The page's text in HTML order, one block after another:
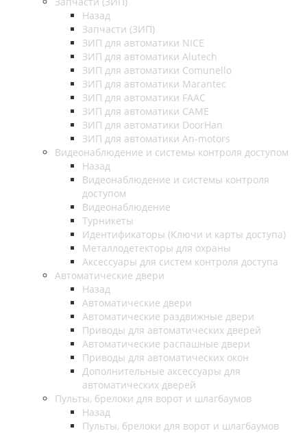
Назад
Запчасти (ЗИП)
ЗИП для автоматики NICE
ЗИП для автоматики Alutech
ЗИП для автоматики Comunello
ЗИП для автоматики Marantec
ЗИП для автоматики FAAC
ЗИП для автоматики CAME
ЗИП для автоматики DoorHan
ЗИП для автоматики An-motors
Видеонаблюдение и системы контроля доступом
Назад
Видеонаблюдение и системы контроля
доступом
Видеонаблюдение
Турникеты
Идентификаторы (Ключи и карты доступа)
Металлодетекторы для охраны
Аксессуары для систем контроля доступа
Автоматические двери
Назад
Автоматические двери
Автоматические раздвижные двери
Приводы для автоматических дверей
Автоматические распашные двери
Приводы для автоматических окон
Дополнительные аксессуары для
автоматических дверей
Пульты, брелоки для ворот и шлагбаумов
Назад
Пульты, брелоки для ворот и шлагбаумов